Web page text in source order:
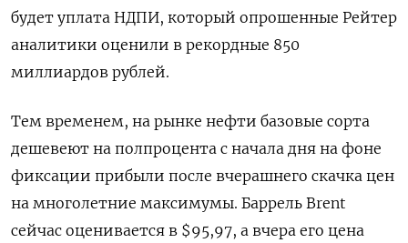
будет уплата НДПИ, который опрошенные Рейтер
аналитики оценили в рекордные 850
миллиардов рублей.
Тем временем, на рынке нефти базовые сорта
дешевеют на полпроцента с начала дня на фоне
фиксации прибыли после вчерашнего скачка цен
на многолетние максимумы. Баррель Brent
сейчас оценивается в $95,97, а вчера его цена